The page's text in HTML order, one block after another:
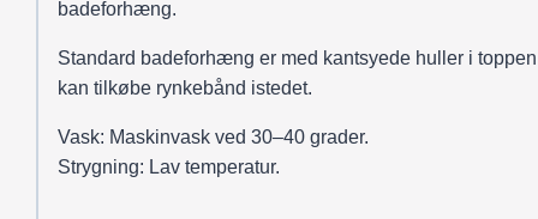
badeforhæng.
Standard badeforhæng er med kantsyede huller i
kan tilkøbe rynkebånd istedet.
Vask: Maskinvask ved 30–40 grader.
Strygning: Lav temperatur.